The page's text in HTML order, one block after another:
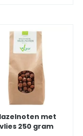
met
vlies 250 gram